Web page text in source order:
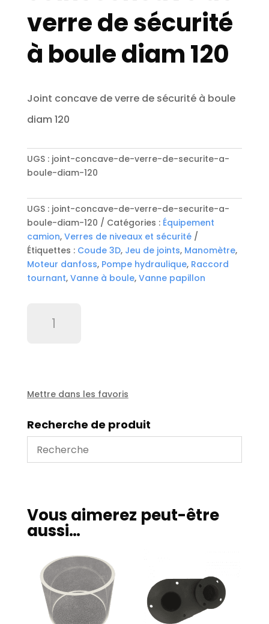
verre de sécurité
à boule diam 120
Joint concave de verre de sécurité à boule
diam 120
UGS : joint-concave-de-verre-de-securite-a-
boule-diam-120
UGS : joint-concave-de-verre-de-securite-a-
boule-diam-120
Catégories : Équipement
camion, Verres de niveaux et sécurité
Étiquettes : Coude 3D, Jeu de joints, Manomètre,
Moteur danfoss, Pompe hydraulique, Raccord
tournant, Vanne à boule, Vanne papillon
de
à
boule
diam
120
Mettre dans les favoris
Recherche de produit
Vous aimerez peut-être
aussi…